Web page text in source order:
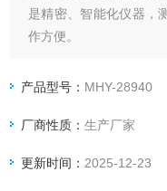
是精密、智能化仪器，
作方便。
产品型号： MHY-28940
厂商性质：生产厂家
更新时间： 2025-12-23